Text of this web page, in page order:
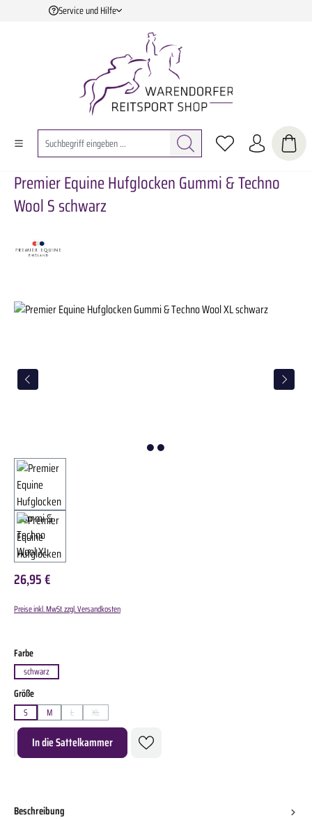
Zum Hauptinhalt springen
Service und Hilfe
Premier Equine Hufglocken Gummi & Techno
Wool S schwarz
Bildergalerie überspringen
26,95 €
Preise inkl. MwSt. zzgl. Versandkosten
Farbeauswählen
schwarz
Größeauswählen
S M L(Diese Option ist zurzeit nicht verfügbar.)
XL(Diese Option ist zurzeit nicht verfügbar.)
Produkt Anzahl: Gib den gewünschten Wert ein oder benutze die Schaltflächen um die
In die Sattelkammer
Beschreibung